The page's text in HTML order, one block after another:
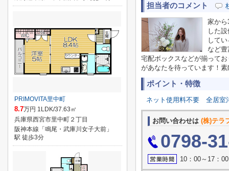
担当者のコメント
家から
した
して
など
宅配ボックスなどが揃って
があなたを待っています！
ポイント・特徴
ネット使用料不要 全居室
お問い合わせは (株)テラ
0798-
10：00～17：
PRIMOVITA里中町
8.7万円 1LDK/37.63㎡
兵庫県西宮市里中町２丁目
阪神本線「鳴尾・武庫川女子大前」
駅 徒歩3分